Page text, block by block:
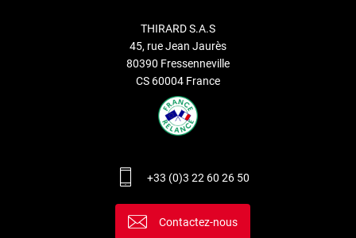
THIRARD S.A.S
45, rue Jean Jaurès
80390 Fressenneville
CS 60004 France
+33 (0)3 22 60 26 50
Contactez-nous